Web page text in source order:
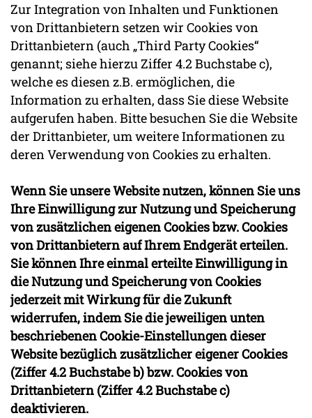
Zur Integration von Inhalten und Funktionen
von Drittanbietern setzen wir Cookies von
Drittanbietern (auch „Third Party Cookies“
genannt; siehe hierzu Ziffer 4.2 Buchstabe c),
welche es diesen z.B. ermöglichen, die
Information zu erhalten, dass Sie diese Website
aufgerufen haben. Bitte besuchen Sie die Website
der Drittanbieter, um weitere Informationen zu
deren Verwendung von Cookies zu erhalten.
Wenn Sie unsere Website nutzen, können Sie uns
Ihre Einwilligung zur Nutzung und Speicherung
von zusätzlichen eigenen Cookies bzw. Cookies
von Drittanbietern auf Ihrem Endgerät erteilen.
Sie können Ihre einmal erteilte Einwilligung in
die Nutzung und Speicherung von Cookies
jederzeit mit Wirkung für die Zukunft
widerrufen, indem Sie die jeweiligen unten
beschriebenen Cookie-Einstellungen dieser
Website bezüglich zusätzlicher eigener Cookies
(Ziffer 4.2 Buchstabe b) bzw. Cookies von
Drittanbietern (Ziffer 4.2 Buchstabe c)
deaktivieren.